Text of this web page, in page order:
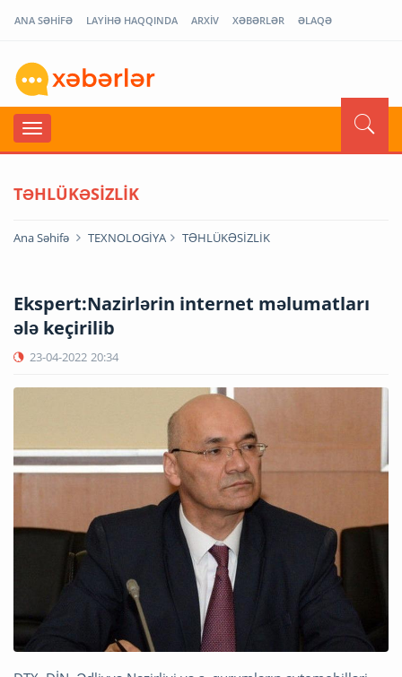
ANA SƏHİFƏ LAYİHƏ HAQQINDA ARXİV XƏBƏRLƏR ƏLAQƏ
TƏHLÜKƏSİZLİK
Ana Səhifə TEXNOLOGİYA TƏHLÜKƏSİZLİK
Ekspert:Nazirlərin internet məlumatları
ələ keçirilib
23-04-2022 20:34